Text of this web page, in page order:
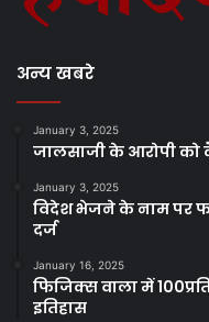
अन्य खबरे
January 3, 2025
जालसाजी के आरोपी
January 3, 2025
विदेश भेजने के नाम पर
दर्ज
January 16, 2025
फिजिक्स वाला में
इतिहास